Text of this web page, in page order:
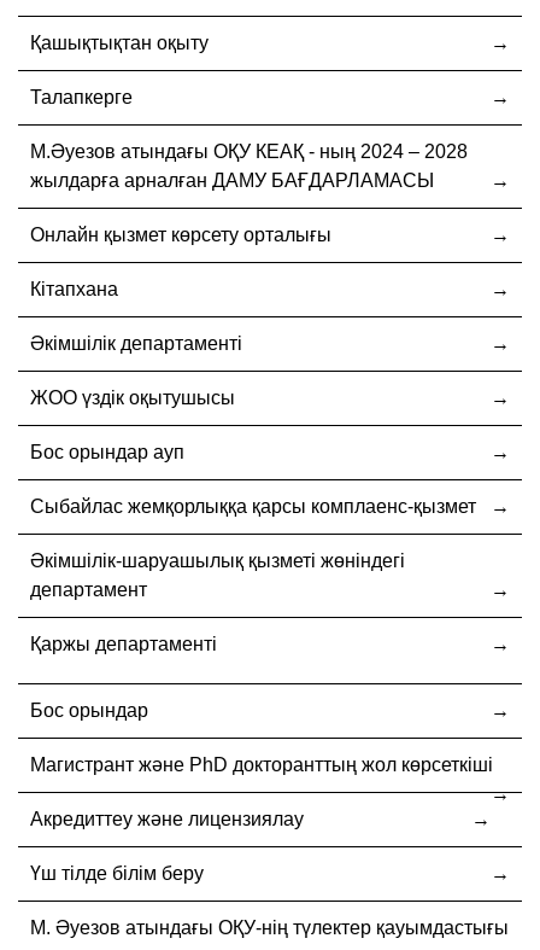
Қашықтықтан оқыту
Талапкерге
М.Әуезов атындағы ОҚУ КЕАҚ - ның 2024 – 2028
жылдарға арналған ДАМУ БАҒДАРЛАМАСЫ
Онлайн қызмет көрсету орталығы
Кітапхана
Әкімшілік департаменті
ЖОО үздік оқытушысы
Бос орындар ауп
Cыбайлас жемқорлыққа қарсы комплаенс-қызмет
Әкімшілік-шаруашылық қызметі жөніндегі
департамент
Қаржы департаменті
Бос орындар
Магистрант және PhD докторанттың жол көрсеткіші
Акредиттеу және лицензиялау
Үш тілде білім беру
М. Әуезов атындағы ОҚУ-нің түлектер қауымдастығы